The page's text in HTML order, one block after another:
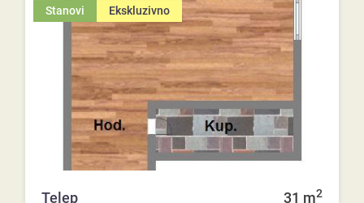
Stanovi Ekskluzivno
Telep 31 m2